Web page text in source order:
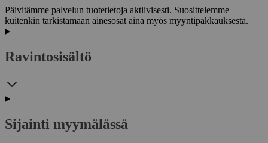
Päivitämme palvelun tuotetietoja aktiivisesti. Suosittelemme
kuitenkin tarkistamaan ainesosat aina myös myyntipakkauksesta.
Ravintosisältö
Sijainti myymälässä